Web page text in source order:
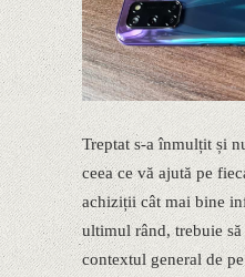
Treptat s-a înmulțit și
ceea ce vă ajută pe
achiziții cât mai bine
ultimul rând, trebuie
contextul general de